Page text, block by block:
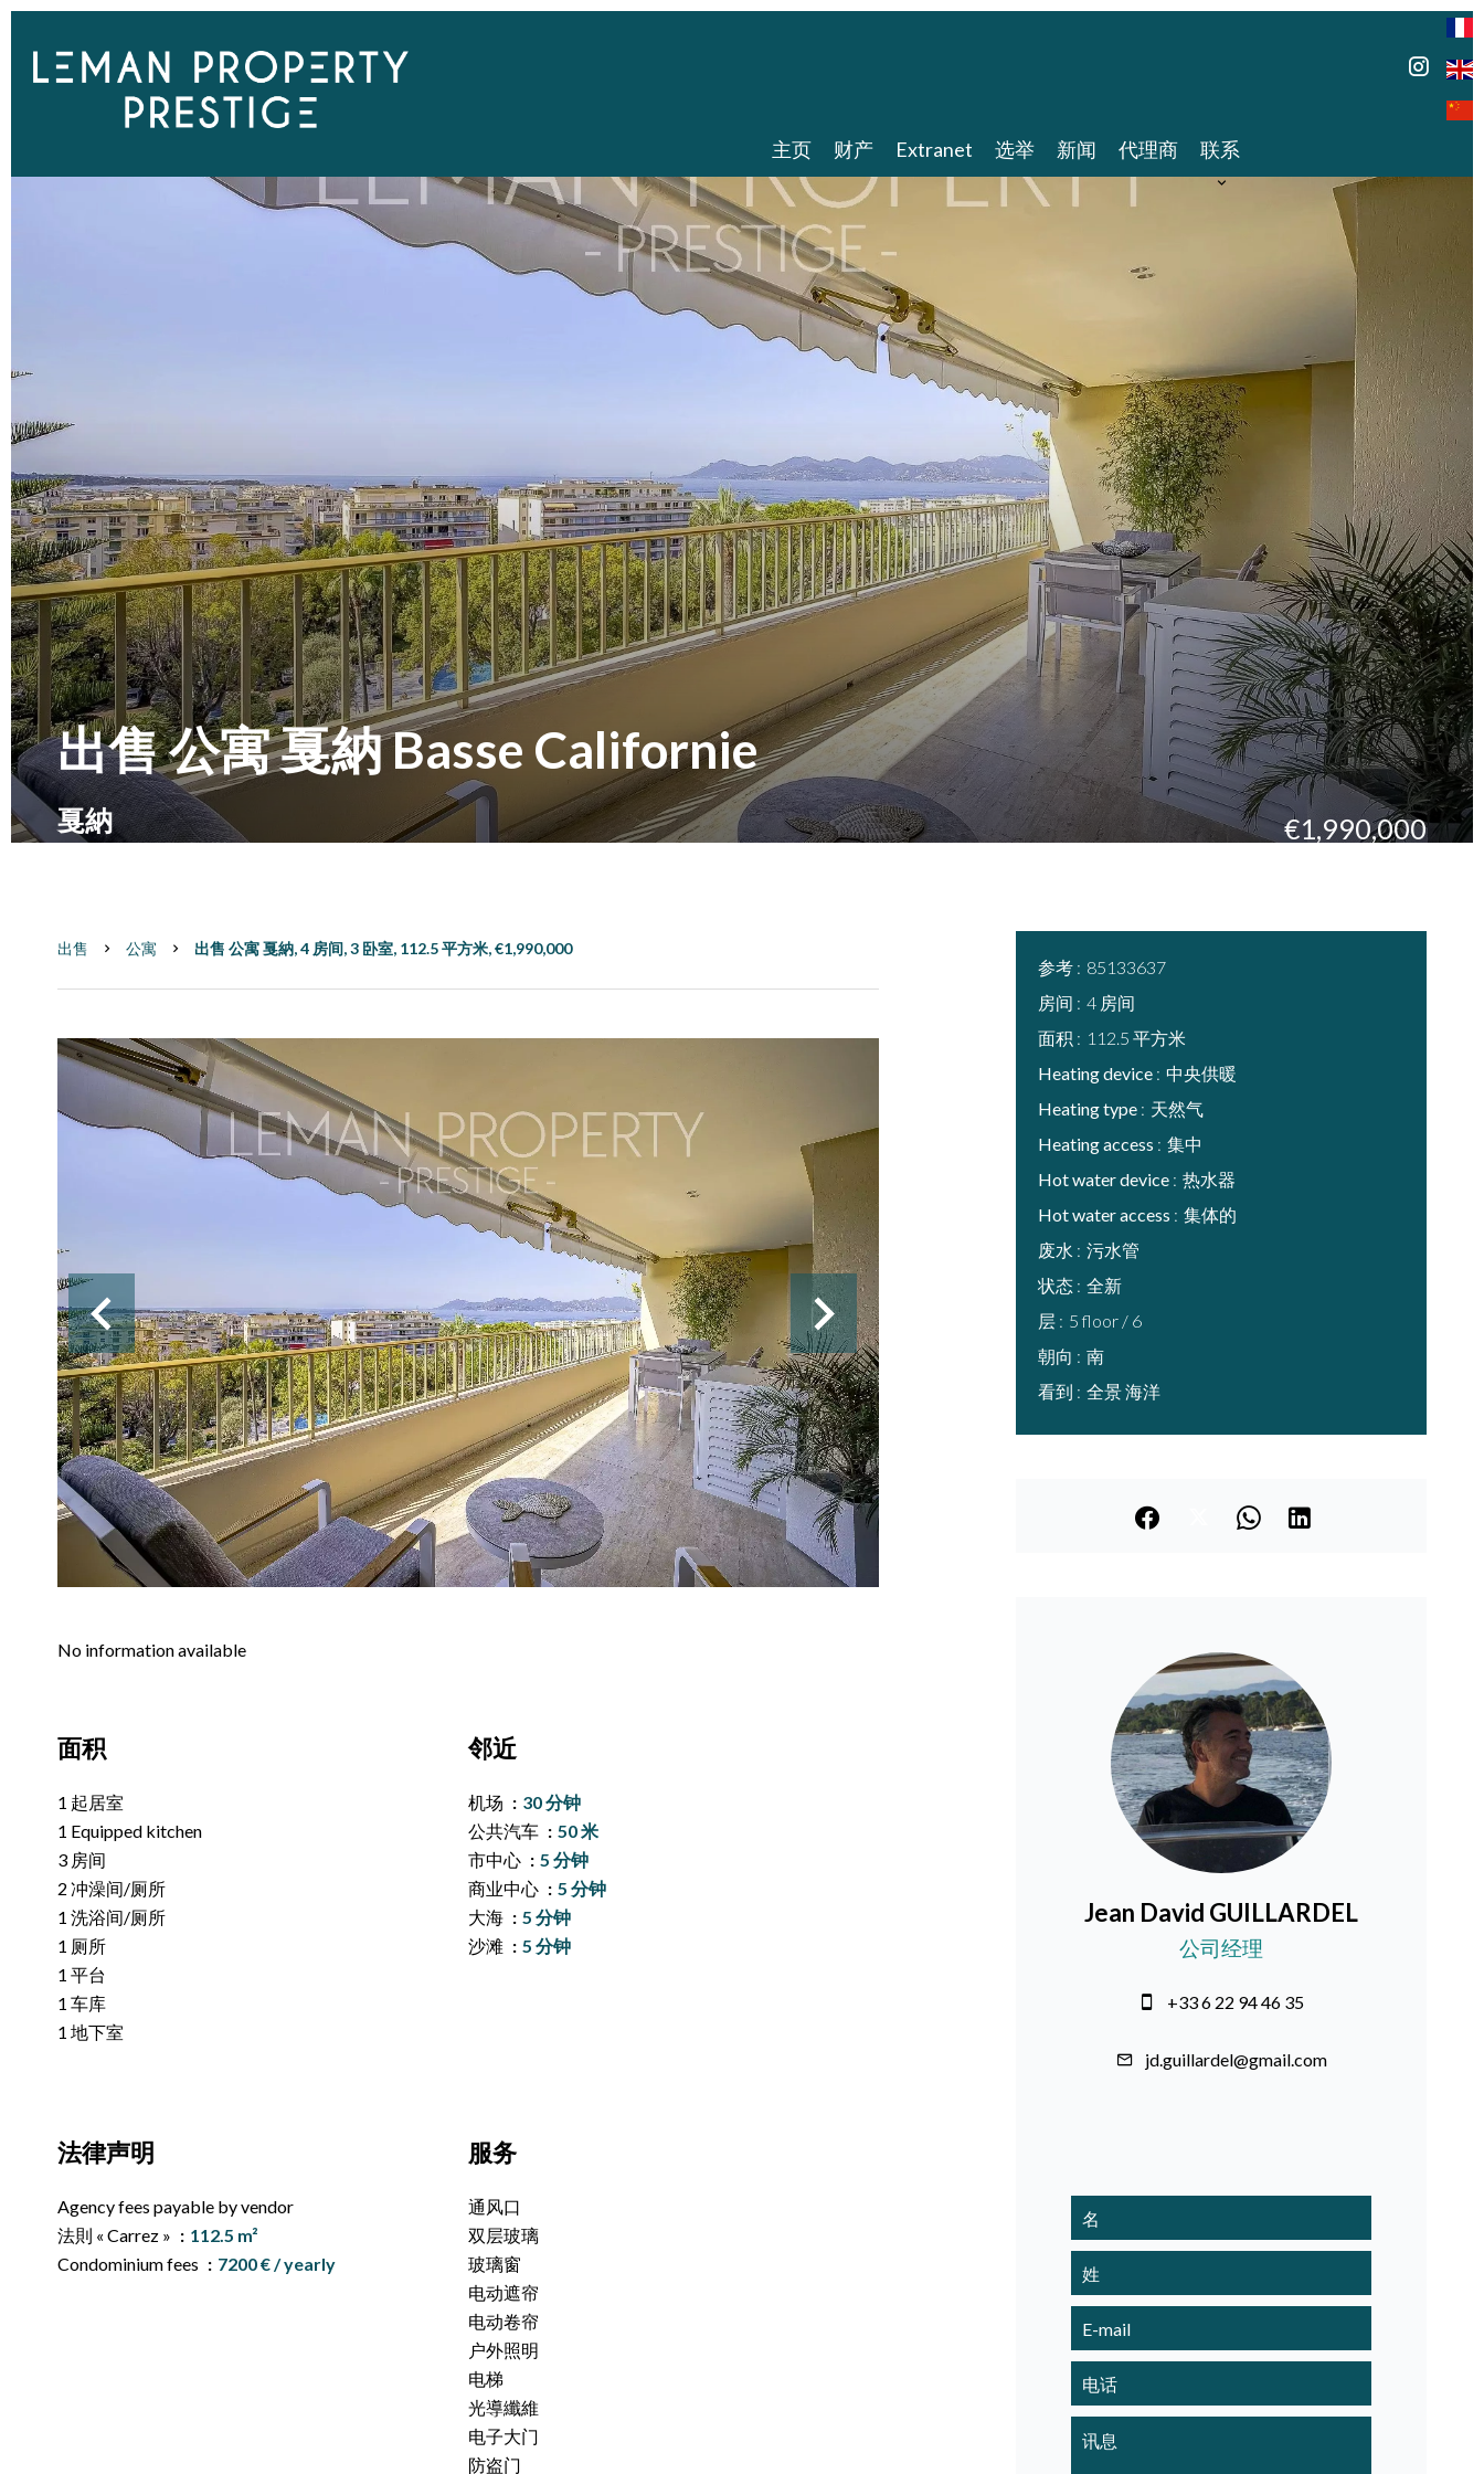
主页 财产 Extranet 选举 新闻 代理商 联系
出售 公寓 戛納 Basse Californie
戛納 €1,990,000
出售 公寓 出售 公寓 戛納, 4 房间, 3 卧室, 112.5 平方米, €1,990,000
No information available
面积
1 起居室
1 Equipped kitchen
3 房间
2 冲澡间/厕所
1 洗浴间/厕所
1 厕所
1 平台
1 车库
1 地下室
邻近
机场
30 分钟
公共汽车
50 米
市中心
5 分钟
商业中心
5 分钟
大海
5 分钟
沙滩
5 分钟
法律声明
Agency fees payable by vendor
法則 « Carrez »
112.5 m²
Condominium fees
7200 € / yearly
服务
通风口
双层玻璃
玻璃窗
电动遮帘
电动卷帘
户外照明
电梯
光導纖維
电子大门
防盗门
参考
85133637
房间
4 房间
面积
112.5 平方米
Heating device
中央供暖
Heating type
天然气
Heating access
集中
Hot water device
热水器
Hot water access
集体的
废水
污水管
状态
全新
层
5 floor / 6
朝向
南
看到
全景 海洋
Jean David GUILLARDEL
公司经理
+33 6 22 94 46 35
jd.guillardel@gmail.com